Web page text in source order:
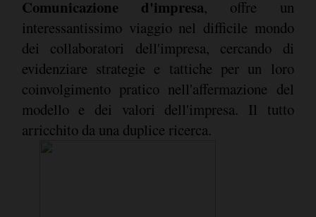
Comunicazione d'impresa, offre un
interessantissimo viaggio nel difficile mondo
dei collaboratori dell'impresa, cercando di
evidenziare strategie e tattiche per un loro
coinvolgimento pratico nell'affermazione del
modello e dei valori dell'impresa. Il tutto
arricchito da una duplice ricerca.